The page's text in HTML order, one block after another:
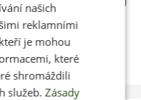
našich
reklamními
je mohou
které
shromáždili
služeb. Zásady